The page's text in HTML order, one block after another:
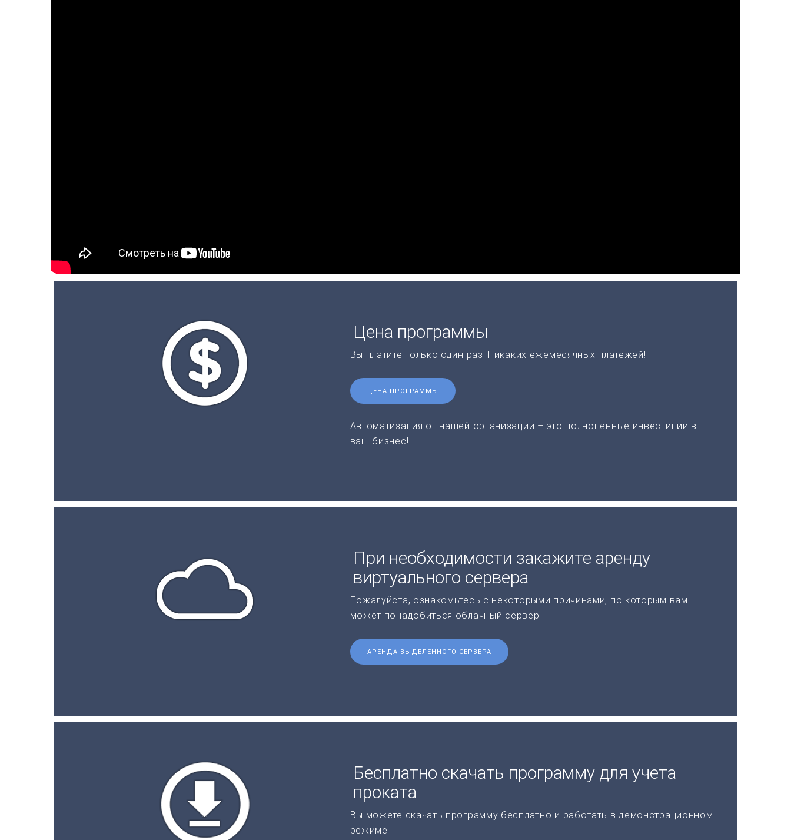
Цена программы
Вы платите только один раз. Никаких ежемесячных платежей!
ЦЕНА ПРОГРАММЫ
Автоматизация от нашей организации – это полноценные инвестиции в
ваш бизнес!
При необходимости закажите аренду
виртуального сервера
Пожалуйста, ознакомьтесь с некоторыми причинами, по которым вам
может понадобиться облачный сервер.
АРЕНДА ВЫДЕЛЕННОГО СЕРВЕРА
Бесплатно скачать программу для учета
проката
Вы можете скачать программу бесплатно и работать в демонстрационном
режиме